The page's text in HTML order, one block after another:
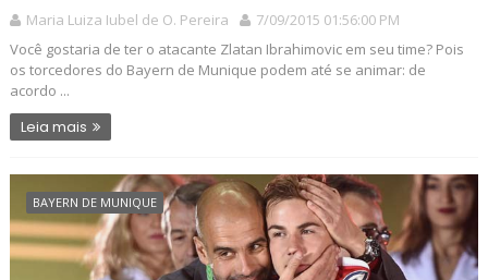
Maria Luiza Iubel de O. Pereira
7/09/2015 01:56:00 PM
Você gostaria de ter o atacante Zlatan Ibrahimovic em seu time? Pois
os torcedores do Bayern de Munique podem até se animar: de
acordo ...
Leia mais
BAYERN DE MUNIQUE